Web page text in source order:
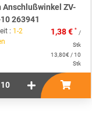
Anschlußwinkel ZV-
263941
: 1-2
1,38 € * /
Stk
13,80€ / 10
Stk